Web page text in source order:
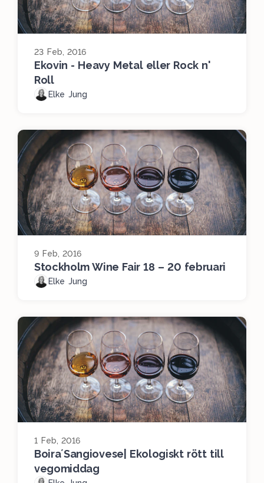
23 Feb, 2016
Ekovin - Heavy Metal eller Rock n'
Roll
Elke Jung
9 Feb, 2016
Stockholm Wine Fair 18 – 20 februari
Elke Jung
1 Feb, 2016
Boira´Sangiovese| Ekologiskt rött till
vegomiddag